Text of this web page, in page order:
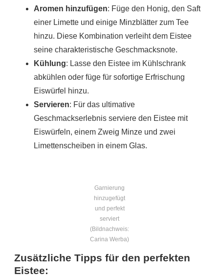
Aromen hinzufügen: Füge den Honig, den Saft
einer Limette und einige Minzblätter zum Tee
hinzu. Diese Kombination verleiht dem Eistee
seine charakteristische Geschmacksnote.
Kühlung: Lasse den Eistee im Kühlschrank
abkühlen oder füge für sofortige Erfrischung
Eiswürfel hinzu.
Servieren: Für das ultimative
Geschmackserlebnis serviere den Eistee mit
Eiswürfeln, einem Zweig Minze und zwei
Limettenscheiben in einem Glas.
Garnierung
hinzugefügt
und perfekt
serviert
(Bildnachweis:
Carina Werba)
Zusätzliche Tipps für den perfekten
Eistee: